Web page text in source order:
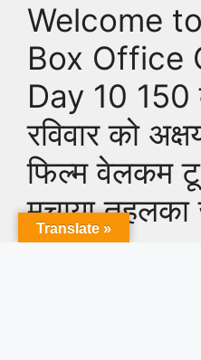
Welcome
Box Office
Day 10 150
रविवार को
फिल्म वेलकम
मचाया
Translate »